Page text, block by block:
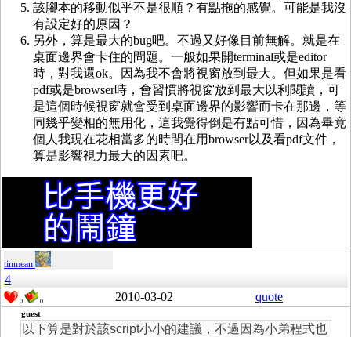
該腳本的移動似乎不是很順？有點拖的感覺。可能是我沒
有設定好的原因？
另外，算是最大的bug吧。不過又好像目前無解。就是在
桌面邊界會卡住的問題。一般如果開terminal或是editor
時，對我還ok。因為我不會將視窗放到最大。但如果是看
pdf或是browser時，會習慣將視窗放到最大以利閱讀，可
是這個時候視窗就會受到桌面邊界的影響而卡在那邊，等
同幾乎變相的無用化，這我覺得倒是有點可惜，因為畢竟
個人我現在花相當多的時間在用browser以及看pdf文件，
算是影響視力最大的因素吧。
tinmean
4
0 0 2010-03-02 quote
guest
以下算是對於該script小小的建議，不過因為小弟程式也